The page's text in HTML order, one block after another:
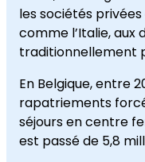
les sociétés
comme l’Italie, aux
traditionnellement
En Belgique, entre
rapatriements
séjours en centre
est passé de 5,8